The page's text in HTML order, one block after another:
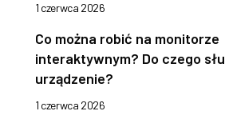
1 czerwca 2026
Co można robić na monitorze
interaktywnym? Do czego
urządzenie?
1 czerwca 2026